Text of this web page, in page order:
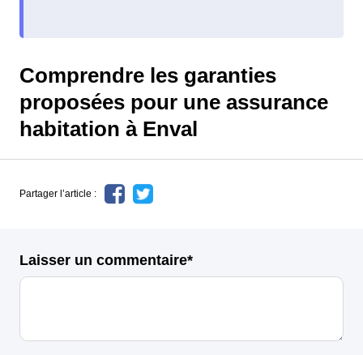
Comprendre les garanties
proposées pour une assurance
habitation à Enval
Partager l’article :
Laisser un commentaire*